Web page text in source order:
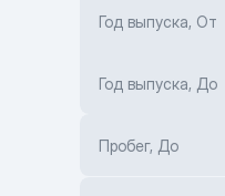
Год выпуска, От
Год выпуска, До
Пробег, До